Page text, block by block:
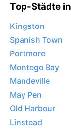
Top-Städte
Kingston
Spanish Town
Portmore
Montego Bay
Mandeville
May Pen
Old Harbour
Linstead